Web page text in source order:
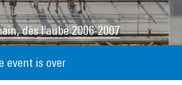
dès l'aube 2006-2007
event is over